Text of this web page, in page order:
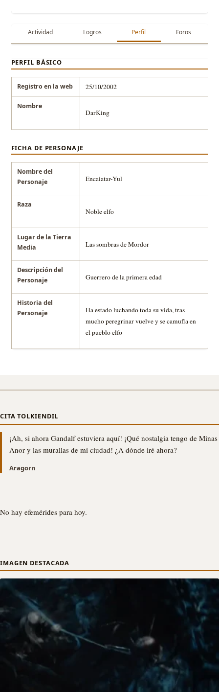
Actividad Logros Perfil Foros
PERFIL BÁSICO
Registro en la web 25/10/2002
Nombre
DarKing
FICHA DE PERSONAJE
Nombre del
Personaje
Encaiatar-Yul
Raza
Noble elfo
Lugar de la Tierra
Media
Las sombras de Mordor
Descripción del
Personaje
Guerrero de la primera edad
Historia del
Personaje
Ha estado luchando toda su vida, tras
mucho peregrinar vuelve y se camufla en
el pueblo elfo
CITA TOLKIENDIL
¡Ah, si ahora Gandalf estuviera aquí! ¡Qué nostalgia tengo de Minas
Anor y las murallas de mi ciudad! ¿A dónde iré ahora?
Aragorn
No hay efemérides para hoy.
IMAGEN DESTACADA